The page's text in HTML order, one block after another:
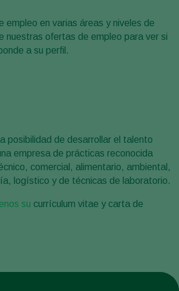
empleo en varias áreas y niveles de
nuestras ofertas de empleo para ver si
a su perfil.
posibilidad de desarrollar el talento
empresa de prácticas reconocida
comercial, alimentario, ambiental,
logístico y de técnicas de laboratorio.
su currículum vitae y carta de